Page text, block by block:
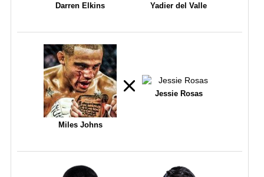
Darren Elkins Yadier del Valle
Miles Johns
Jessie Rosas